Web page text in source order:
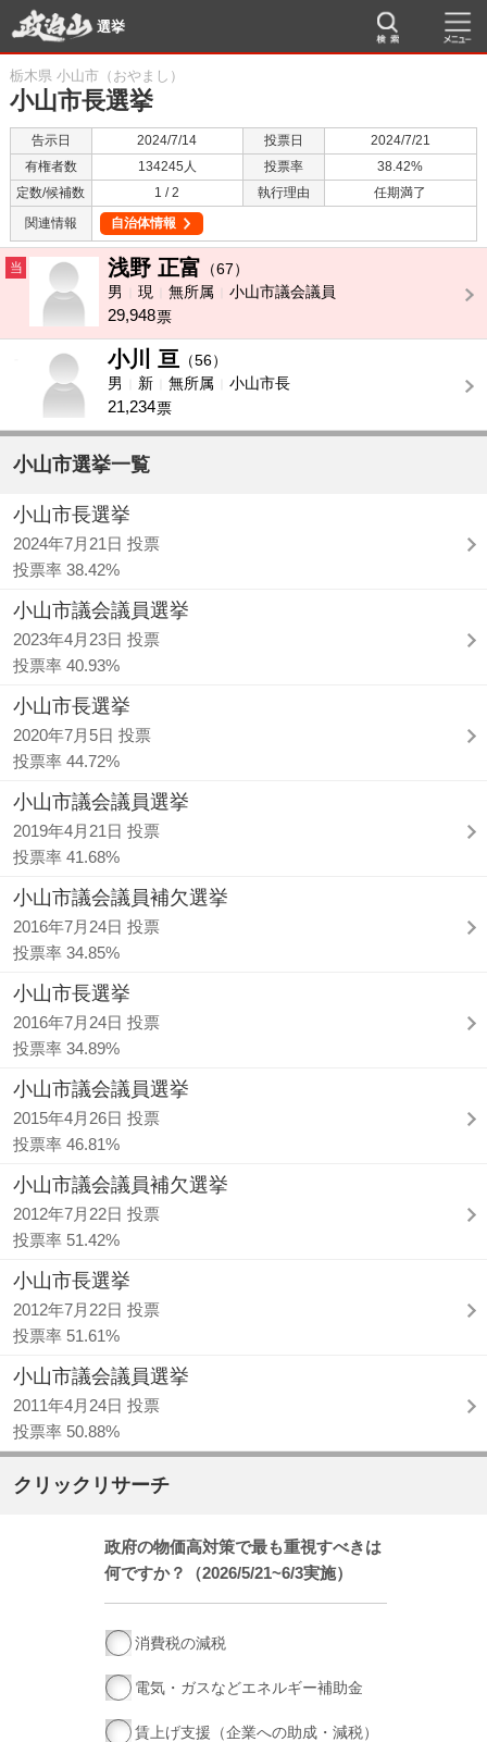
選挙
栃木県 小山市（おやまし）
小山市長選挙
告示日 2024/7/14 投票日
2024/7/21
有権者数
134245人 投票率
38.42%
定数/候補数
1 / 2 執行理由
任期満了
関連情報
自治体情報
当 浅野 正富 （67）
男
現 無所属 小山市議会議員
29,948票
小川 亘 （56）
男
新 無所属 小山市長
21,234票
小山市選挙一覧
小山市長選挙
2024年7月21日 投票
投票率 38.42%
小山市議会議員選挙
2023年4月23日 投票
投票率 40.93%
小山市長選挙
2020年7月5日 投票
投票率 44.72%
小山市議会議員選挙
2019年4月21日 投票
投票率 41.68%
小山市議会議員補欠選挙
2016年7月24日 投票
投票率 34.85%
小山市長選挙
2016年7月24日 投票
投票率 34.89%
小山市議会議員選挙
2015年4月26日 投票
投票率 46.81%
小山市議会議員補欠選挙
2012年7月22日 投票
投票率 51.42%
小山市長選挙
2012年7月22日 投票
投票率 51.61%
小山市議会議員選挙
2011年4月24日 投票
投票率 50.88%
クリックリサーチ
政府の物価高対策で最も重視すべきは
何ですか？（2026/5/21~6/3実施）
消費税の減税
電気・ガスなどエネルギー補助金
賃上げ支援（企業への助成・減税）